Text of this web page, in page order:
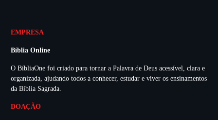
EMPRESA
Bíblia Online
O BíbliaOne foi criado para tornar a Palavra de Deus acessível, clara e
organizada, ajudando todos a conhecer, estudar e viver os ensinamentos
da Bíblia Sagrada.
DOAÇÃO